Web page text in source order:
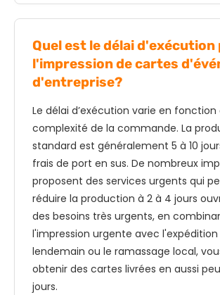
Quel est le délai d'exécution
l'impression de cartes
d'entreprise?
Le délai d’exécution varie en fonction
complexité de la commande. La
standard est généralement 5 à 10
frais de port en sus. De nombreux
proposent des services urgents qui
réduire la production à 2 à 4 jours
des besoins très urgents, en
l'impression urgente avec l'expédition
lendemain ou le ramassage local,
obtenir des cartes livrées en aussi
jours.